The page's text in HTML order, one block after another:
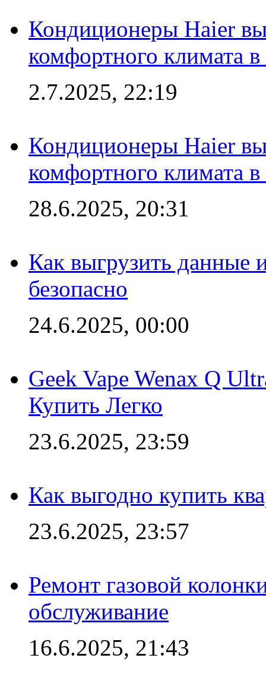
Кондиционеры Haier
комфортного климата
2.7.2025, 22:19
Кондиционеры Haier
комфортного климата
28.6.2025, 20:31
Как выгрузить данные
безопасно
24.6.2025, 00:00
Geek Vape Wenax Q
Купить Легко
23.6.2025, 23:59
Как выгодно купить
23.6.2025, 23:57
Ремонт газовой
обслуживание
16.6.2025, 21:43